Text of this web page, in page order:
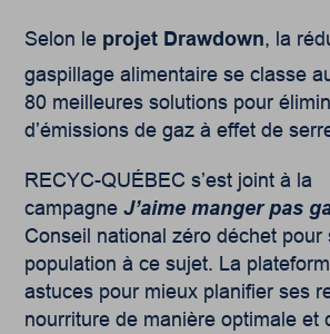
Selon le projet Drawdown, la
gaspillage alimentaire se classe
80 meilleures solutions pour
d’émissions de gaz à effet de
RECYC-QUÉBEC s’est joint à la
campagneJ’aime manger pas
Conseil national zéro déchet pour
population à ce sujet. La
astuces pour mieux planifier ses
nourriture de manière optimale et